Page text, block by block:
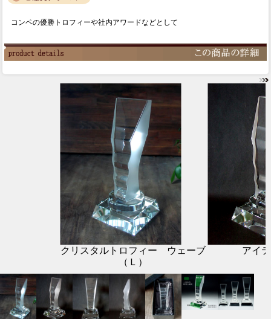
コンペの優勝トロフィーや社内アワードなどとして
クリスタルトロフィー ウェーブ
（Ｌ）
アイ